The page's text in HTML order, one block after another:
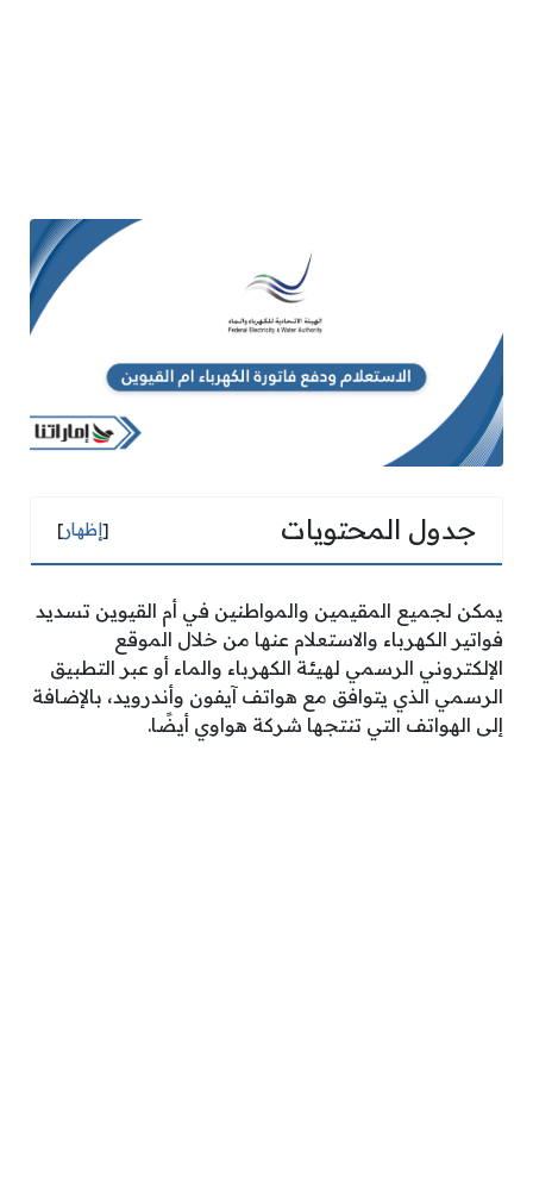
جدول المحتويات [إظهار]
يمكن لجميع المقيمين والمواطنين في أم القيوين تسديد
فواتير الكهرباء والاستعلام عنها من خلال الموقع
الإلكتروني الرسمي لهيئة الكهرباء والماء أو عبر التطبيق
الرسمي الذي يتوافق مع هواتف آيفون وأندرويد، بالإضافة
إلى الهواتف التي تنتجها شركة هواوي أيضًا.